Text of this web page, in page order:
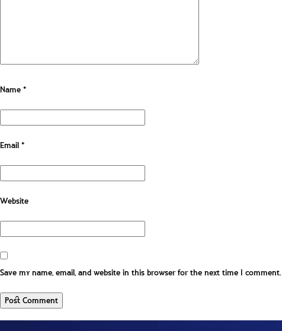
Name*
Email*
Website
Save my name, email, and website in this browser for the next time I comment.